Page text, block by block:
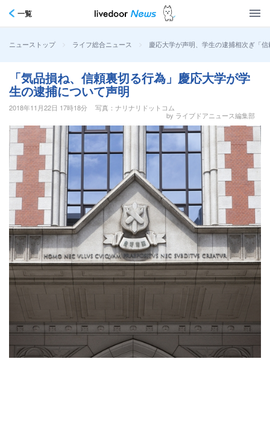
一覧
ニューストップ > ライフ総合ニュース > 慶応大学が声明、学生の逮捕相次ぎ「
「気品損ね、信頼裏切る行為」慶応大学が学
生の逮捕について声明
2018年11月22日 17時18分
写真：ナリナリドットコム
by ライブドアニュース編集部